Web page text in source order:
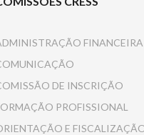
FINANCEIRA
DE INSCRIÇÃO
PROFISSIONAL
E